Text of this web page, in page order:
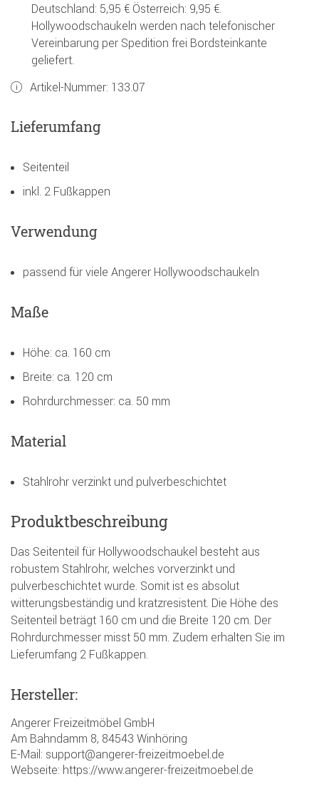
Deutschland: 5,95 € Österreich: 9,95 €.
Hollywoodschaukeln werden nach telefonischer
Vereinbarung per Spedition frei Bordsteinkante
geliefert.
Artikel-Nummer: 133.07
Lieferumfang
Seitenteil
inkl. 2 Fußkappen
Verwendung
passend für viele Angerer Hollywoodschaukeln
Maße
Höhe: ca. 160 cm
Breite: ca. 120 cm
Rohrdurchmesser: ca. 50 mm
Material
Stahlrohr verzinkt und pulverbeschichtet
Produktbeschreibung
Das Seitenteil für Hollywoodschaukel besteht aus
robustem Stahlrohr, welches vorverzinkt und
pulverbeschichtet wurde. Somit ist es absolut
witterungsbeständig und kratzresistent. Die Höhe des
Seitenteil beträgt 160 cm und die Breite 120 cm. Der
Rohrdurchmesser misst 50 mm. Zudem erhalten Sie im
Lieferumfang 2 Fußkappen.
Hersteller:
Angerer Freizeitmöbel GmbH
Am Bahndamm 8, 84543 Winhöring
E-Mail: support@angerer-freizeitmoebel.de
Webseite: https://www.angerer-freizeitmoebel.de